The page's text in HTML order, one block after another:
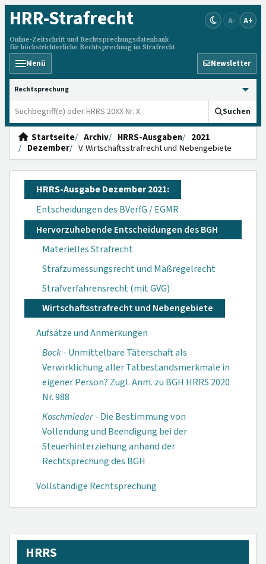
HRR-Strafrecht
Online-Zeitschrift und Rechtsprechungsdatenbank
für höchstrichterliche Rechtsprechung im Strafrecht
A- A+
Menü Newsletter
HRRS durchsuchen
Suchen
Startseite Archiv HRRS-Ausgaben
2021
Dezember
V. Wirtschaftsstrafrecht und Nebengebiete
HRRS-Ausgabe Dezember 2021:
Entscheidungen des BVerfG / EGMR
Hervorzuhebende Entscheidungen des BGH
Materielles Strafrecht
Strafzumessungsrecht und Maßregelrecht
Strafverfahrensrecht (mit GVG)
Wirtschaftsstrafrecht und Nebengebiete
Aufsätze und Anmerkungen
Bock- Unmittelbare Täterschaft als
Verwirklichung aller Tatbestandsmerkmale in
eigener Person? Zugl. Anm. zu BGH HRRS 2020
Nr. 988
Koschmieder- Die Bestimmung von
Vollendung und Beendigung bei der
Steuerhinterziehung anhand der
Rechtsprechung des BGH
Vollständige Rechtsprechung
HRRS